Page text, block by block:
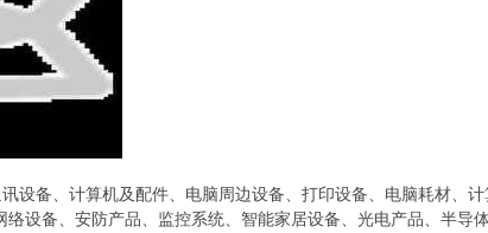
设备、计算机及配件、电脑周边设备、打印设备、电脑耗材、
设备、安防产品、监控系统、智能家居设备、光电产品、半导